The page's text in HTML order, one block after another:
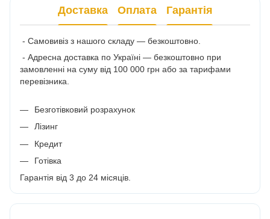
Доставка Оплата Гарантія
- Самовивіз з нашого складу — безкоштовно.
- Адресна доставка по Україні — безкоштовно при
замовленні на суму від 100 000 грн або за тарифами
перевізника.
Безготівковий розрахунок
Лізинг
Кредит
Готівка
Гарантія від 3 до 24 місяців.